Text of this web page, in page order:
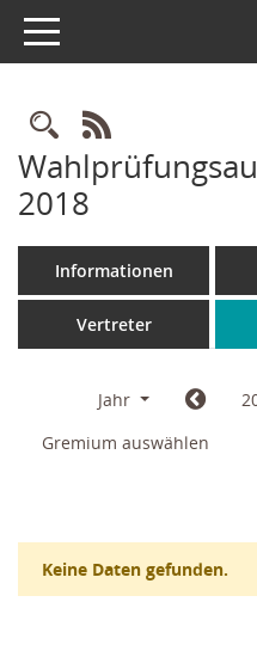
Toggle navigation
RSS-Feed
2018
Informationen
Vertreter
Jahr
Gremium auswählen
Keine Daten gefunden.